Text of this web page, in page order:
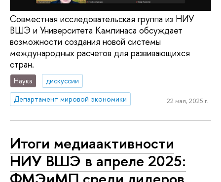
Совместная исследовательская группа из НИУ
ВШЭ и Университета Кампинаса обсуждает
возможности создания новой системы
международных расчетов для развивающихся
стран.
Наука
дискуссии
Департамент мировой экономики
22 мая, 2025 г.
Итоги медиаактивности
НИУ ВШЭ в апреле 2025: